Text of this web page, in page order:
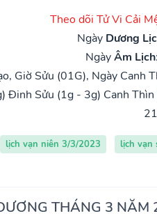
Theo dõi Tử Vi Cải
Ngày Dương
NgàyÂm Lịch:
Giờ Sửu (01G), Ngày Canh
Đinh Sửu (1g - 3g) Canh
lịch vạn niên 3/3/2023 lịch vạn
THÁNG 3 NĂM